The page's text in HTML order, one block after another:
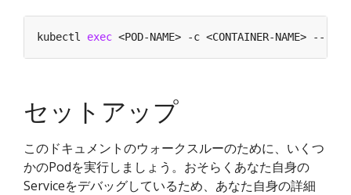
kubectl exec
セットアップ
このドキュメントのウォークスルーのために、いくつ
かのPodを実行しましょう。おそらくあなた自身の
Serviceをデバッグしているため、あなた自身の詳細